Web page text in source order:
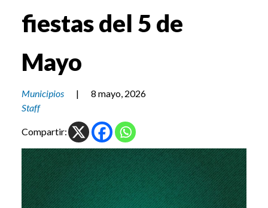
fiestas del 5 de
Mayo
Municipios |
8 mayo, 2026
Staff
Compartir: